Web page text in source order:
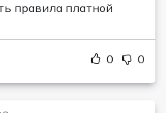
правила платной
0 0